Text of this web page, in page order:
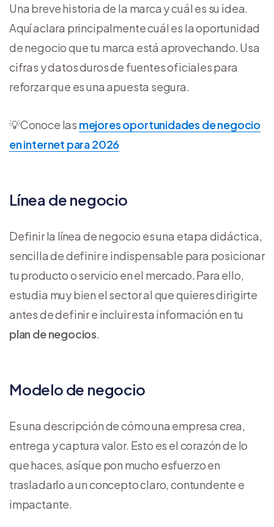
Una breve historia de la marca y cuál es su idea.
Aquí aclara principalmente cuál es la oportunidad
de negocio que tu marca está aprovechando. Usa
cifras y datos duros de fuentes oficiales para
reforzar que es una apuesta segura.
💡Conoce las mejores oportunidades de negocio
en internet para 2026
Línea de negocio
Definir la línea de negocio es una etapa didáctica,
sencilla de definir e indispensable para posicionar
tu producto o servicio en el mercado. Para ello,
estudia muy bien el sector al que quieres dirigirte
antes de definir e incluir esta información en tu
plan de negocios.
Modelo de negocio
Es una descripción de cómo una empresa crea,
entrega y captura valor. Esto es el corazón de lo
que haces, así que pon mucho esfuerzo en
trasladarlo a un concepto claro, contundente e
impactante.